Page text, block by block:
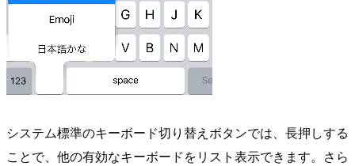
システム標準のキーボード切り替えボタンでは、長押しする
ことで、他の有効なキーボードをリスト表示できます。さら